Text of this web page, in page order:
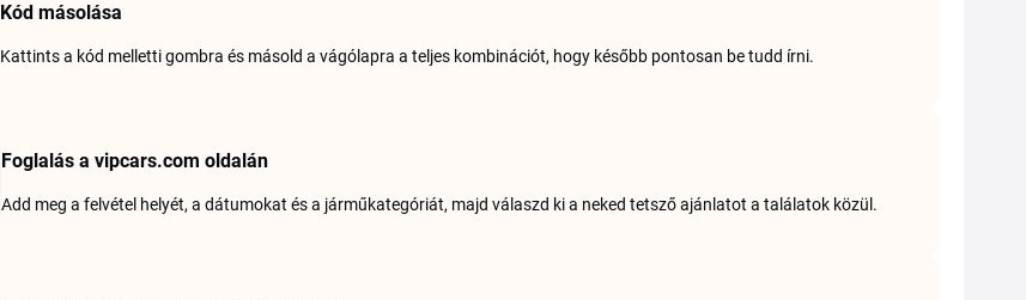
Kód másolása
Kattints a kód melletti gombra és másold a vágólapra a teljes kombinációt, hogy később pontosan be tudd írni.
Foglalás a vipcars.com oldalán
Add meg a felvétel helyét, a dátumokat és a járműkategóriát, majd válaszd ki a neked tetsző ajánlatot a találatok közül.